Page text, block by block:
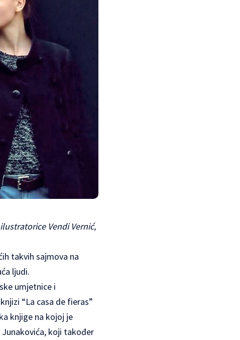
Vendi Vernić,
takvih sajmova na
ljudi.
umjetnice i
“La casa de fieras”
knjige na kojoj je
Junakovića, koji također